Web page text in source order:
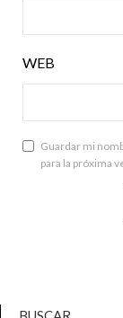
WEB
Guardar mi
para la próxima